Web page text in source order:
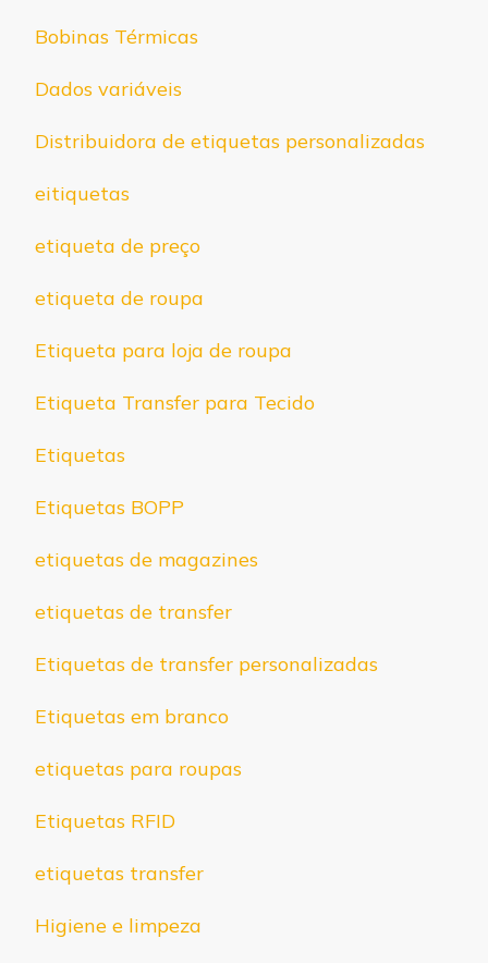
Bobinas Térmicas
Dados variáveis
Distribuidora de etiquetas personalizadas
eitiquetas
etiqueta de preço
etiqueta de roupa
Etiqueta para loja de roupa
Etiqueta Transfer para Tecido
Etiquetas
Etiquetas BOPP
etiquetas de magazines
etiquetas de transfer
Etiquetas de transfer personalizadas
Etiquetas em branco
etiquetas para roupas
Etiquetas RFID
etiquetas transfer
Higiene e limpeza